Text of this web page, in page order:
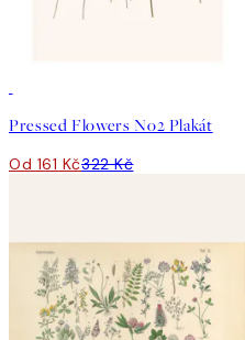
Pressed Flowers No2 Plakát
Od 161 Kč322 Kč